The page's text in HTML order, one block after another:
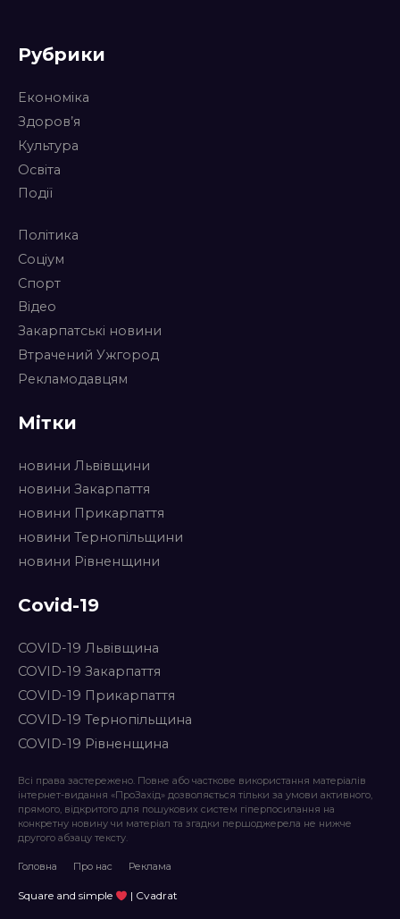
Рубрики
Економіка
Здоров’я
Культура
Освіта
Події
Політика
Соціум
Спорт
Відео
Закарпатські новини
Втрачений Ужгород
Рекламодавцям
Мітки
новини Львівщини
новини Закарпаття
новини Прикарпаття
новини Тернопільщини
новини Рівненщини
Covid-19
COVID-19 Львівщина
COVID-19 Закарпаття
COVID-19 Прикарпаття
COVID-19 Тернопільщина
COVID-19 Рівненщина
Всі права застережено. Повне або часткове використання матеріалів
інтернет-видання «ПроЗахід» дозволяється тільки за умови активного,
прямого, відкритого для пошукових систем гіперпосилання на
конкретну новину чи матеріал та згадки першоджерела не нижче
другого абзацу тексту.
Головна Про нас Реклама
Square and simple | Cvadrat